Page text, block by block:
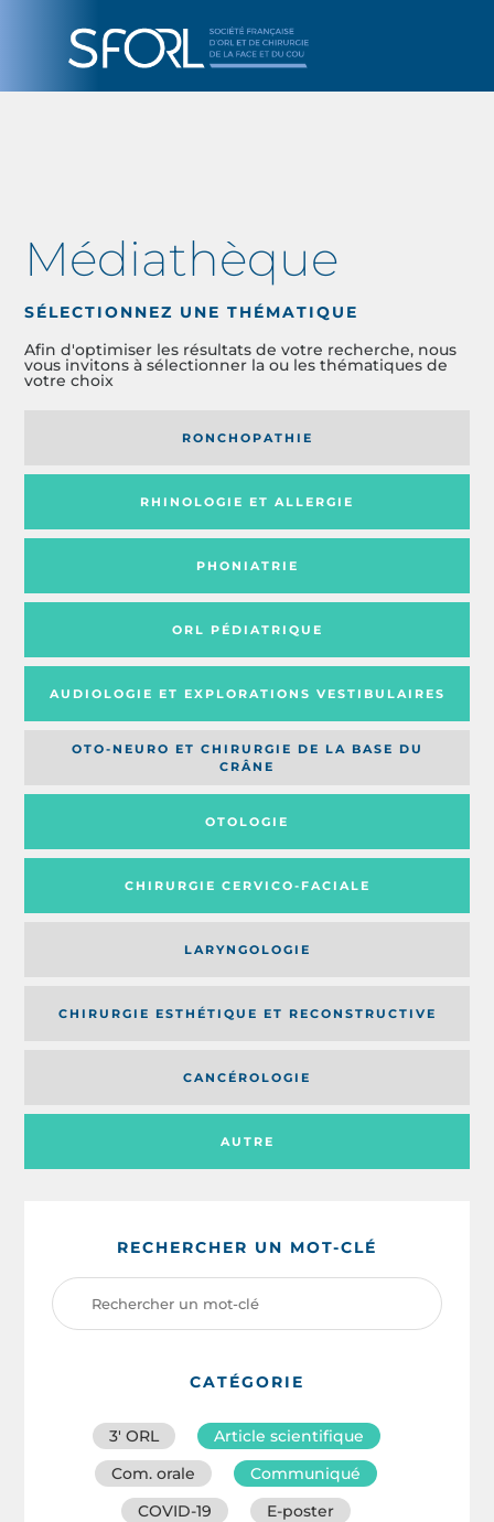
Médiathèque
SÉLECTIONNEZ UNE THÉMATIQUE
Afin d'optimiser les résultats de votre recherche, nous
vous invitons à sélectionner la ou les thématiques de
votre choix
RONCHOPATHIE
RHINOLOGIE ET ALLERGIE
PHONIATRIE
ORL PÉDIATRIQUE
AUDIOLOGIE ET EXPLORATIONS VESTIBULAIRES
OTO-NEURO ET CHIRURGIE DE LA BASE DU
CRÂNE
OTOLOGIE
CHIRURGIE CERVICO-FACIALE
AUTRE
LARYNGOLOGIE
CHIRURGIE ESTHÉTIQUE ET RECONSTRUCTIVE
CANCÉROLOGIE
RECHERCHER UN MOT-CLÉ
CATÉGORIE
3′ ORL
Article scientifique
Com. orale
Communiqué
COVID-19
E-poster